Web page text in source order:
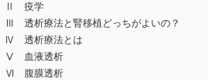
Ⅱ 疫学
Ⅲ 透析療法と腎移植どっちがよいの？
Ⅳ 透析療法とは
Ⅴ 血液透析
Ⅵ 腹膜透析